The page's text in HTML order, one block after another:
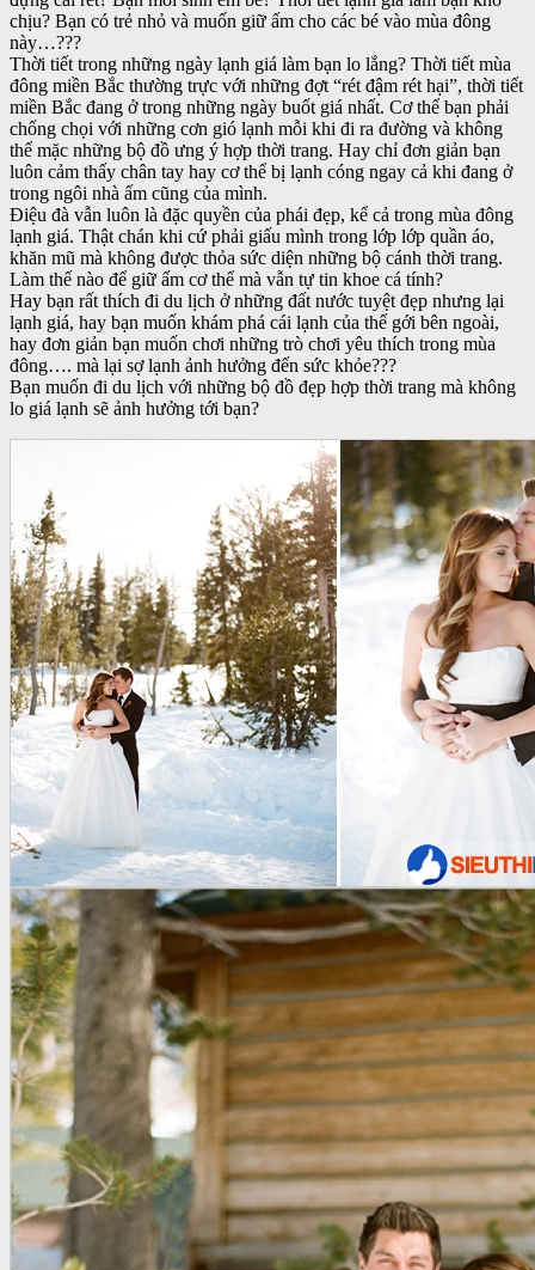
chịu? Bạn có trẻ nhỏ và muốn giữ ấm cho các bé vào mùa đông
này…???
Thời tiết trong những ngày lạnh giá làm bạn lo lắng? Thời tiết mùa
đông miền Bắc thường trực với những đợt “rét đậm rét hại”, thời tiết
miền Bắc đang ở trong những ngày buốt giá nhất. Cơ thể bạn phải
chống chọi với những cơn gió lạnh mỗi khi đi ra đường và không
thể mặc những bộ đồ ưng ý hợp thời trang. Hay chỉ đơn giản bạn
luôn cảm thấy chân tay hay cơ thể bị lạnh cóng ngay cả khi đang ở
trong ngôi nhà ấm cũng của mình.
Điệu đà vẫn luôn là đặc quyền của phái đẹp, kể cả trong mùa đông
lạnh giá. Thật chán khi cứ phải giấu mình trong lớp lớp quần áo,
khăn mũ mà không được thỏa sức diện những bộ cánh thời trang.
Làm thế nào để giữ ấm cơ thể mà vẫn tự tin khoe cá tính?
Hay bạn rất thích đi du lịch ở những đất nước tuyệt đẹp nhưng lại
lạnh giá, hay bạn muốn khám phá cái lạnh của thế gới bên ngoài,
hay đơn giản bạn muốn chơi những trò chơi yêu thích trong mùa
đông…. mà lại sợ lạnh ảnh hưởng đến sức khỏe???
Bạn muốn đi du lịch với những bộ đồ đẹp hợp thời trang mà không
lo giá lạnh sẽ ảnh hưởng tới bạn?